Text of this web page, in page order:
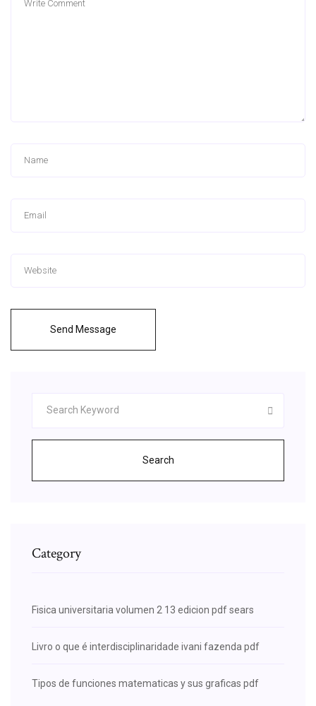
Send Message
Search
Category
Fisica universitaria volumen 2 13 edicion pdf sears
Livro o que é interdisciplinaridade ivani fazenda pdf
Tipos de funciones matematicas y sus graficas pdf